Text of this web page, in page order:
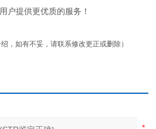
户提供更优质的服务！
，如有不妥，请联系修改更正或删除）